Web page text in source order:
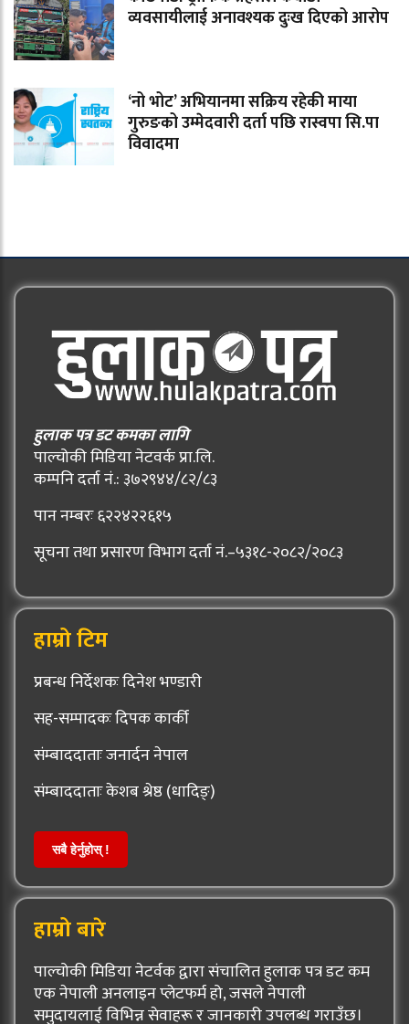
व्यवसायीलाई अनावश्यक दुःख दिएको आरोप
‘नो भोट’ अभियानमा सक्रिय रहेकी माया
गुरुङको उम्मेदवारी दर्ता पछि रास्वपा सि.पा
विवादमा
हुलाक पत्र डट कमका लागि
पाल्चोकी मिडिया नेटवर्क प्रा.लि.
कम्पनि दर्ता नं.: ३७२९४४/८२/८३
पान नम्बरः ६२२४२२६१५
सूचना तथा प्रसारण विभाग दर्ता नं.–५३१८-२०८२/२०८३
हाम्रो टिम
प्रबन्ध निर्देशकः दिनेश भण्डारी
सह-सम्पादकः दिपक कार्की
संम्बाददाताः जनार्दन नेपाल
संम्बाददाताः केशब श्रेष्ठ (धादिङ्)
सबै हेर्नुहोस् !
हाम्रो बारे
पाल्चोकी मिडिया नेटर्वक द्वारा संचालित हुलाक पत्र डट कम
एक नेपाली अनलाइन प्लेटफर्म हो, जसले नेपाली
समुदायलाई विभिन्न सेवाहरू र जानकारी उपलब्ध गराउँछ।